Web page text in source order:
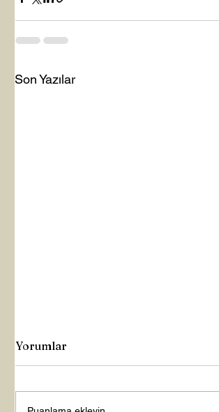
Son Yazılar
Yorumlar